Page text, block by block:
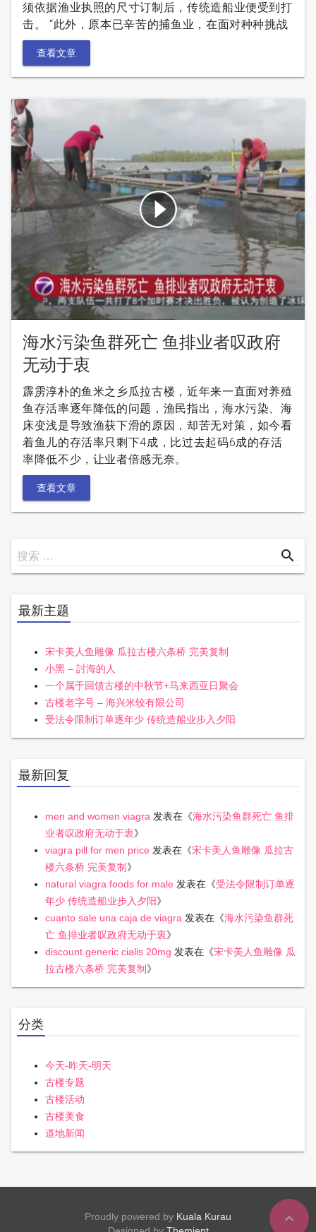
expand_less
须依据渔业执照的尺寸订制后，传统造船业便受到打
击。 “此外，原本已辛苦的捕鱼业，在面对种种挑战
查看文章
海水污染鱼群死亡 鱼排业者叹政府
无动于衷
霹雳淳朴的鱼米之乡瓜拉古楼，近年来一直面对养殖
鱼存活率逐年降低的问题，渔民指出，海水污染、海
床变浅是导致渔获下滑的原因，却苦无对策，如今看
着鱼儿的存活率只剩下4成，比过去起码6成的存活
率降低不少，让业者倍感无奈。
查看文章
搜
索
搜索 … search
最新主题
宋卡美人鱼雕像 瓜拉古楼六条桥 完美复制
小黑 – 討海的人
一个属于回馈古楼的中秋节+马来西亚日聚会
古楼老字号 – 海兴米较有限公司
受法令限制订单逐年少 传统造船业步入夕阳
最新回复
men and women viagra 发表在《海水污染鱼群死亡 鱼排
业者叹政府无动于衷》
viagra pill for men price 发表在《宋卡美人鱼雕像 瓜拉古
楼六条桥 完美复制 》
natural viagra foods for male 发表在《受法令限制订单逐
年少 传统造船业步入夕阳》
cuanto sale una caja de viagra 发表在《海水污染鱼群死
亡 鱼排业者叹政府无动于衷》
discount generic cialis 20mg 发表在《宋卡美人鱼雕像 瓜
拉古楼六条桥 完美复制 》
分类
今天-昨天-明天
古楼专题
古楼活动
古楼美食
道地新闻
Proudly powered by Kuala Kurau